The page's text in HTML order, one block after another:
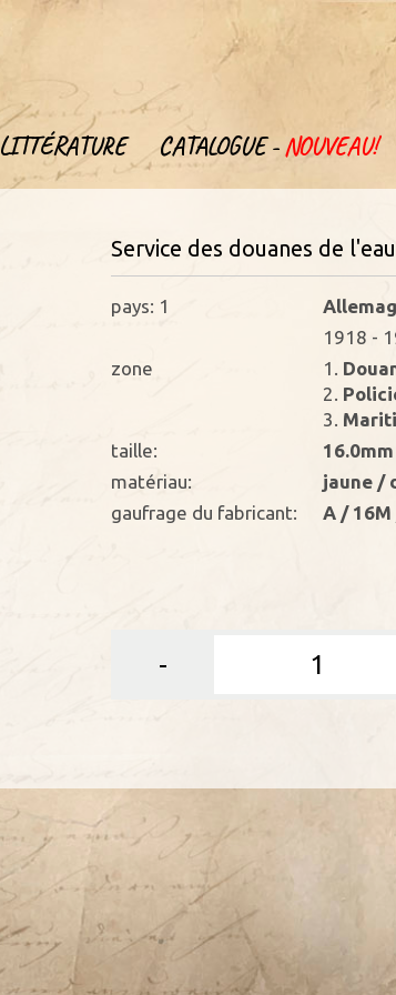
LITTÉRATURE CATALOGUE -NOUVEAU!
Service des douanes de l'eau
pays: 1
1918 -
zone
1.
2.
3.
taille:
16.0mm
matériau:
jaune /
gaufrage du fabricant:
A / 16M
-